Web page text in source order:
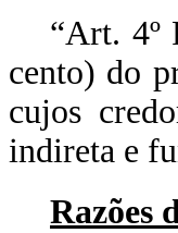
“Art. 4º
cento) do
cujos
indireta e
Razões